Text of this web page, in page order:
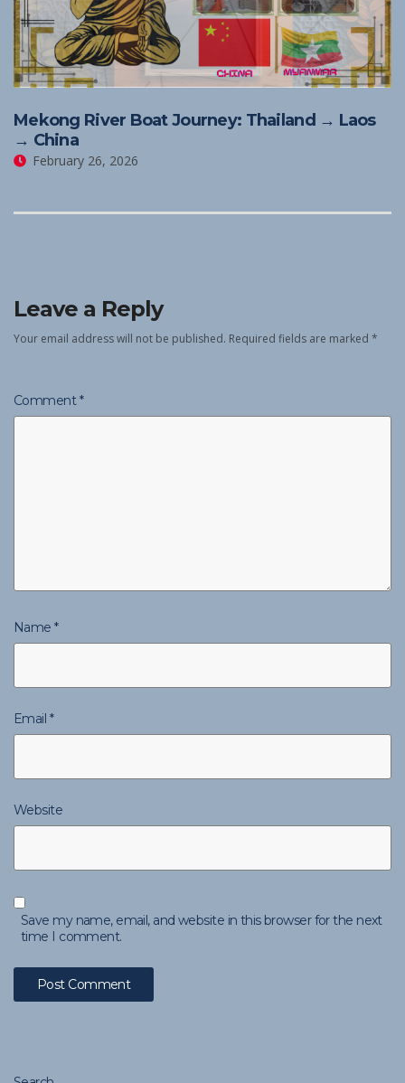
Mekong River Boat Journey: Thailand → Laos
→ China
February 26, 2026
Leave a Reply
Your email address will not be published. Required fields are marked *
Comment*
Name*
Email *
Website
Save my name, email, and website in this browser for the next
time I comment.